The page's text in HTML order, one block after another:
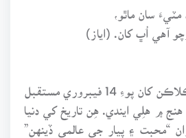
سان ماٿو،
آهي اُڀ کان. (اياز)
سائين منهنجا! ڪجھ ڪلاڪن کان پوءِ 14 فيبروري مستقبل
هنج ۾ هلِي ايندي. هِن تاريخ کي دنيا
“محبت ۽ پيار جي عالمي ڏينهن”